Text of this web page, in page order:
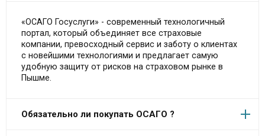
«ОСАГО Госуслуги» - современный технологичный
портал, который объединяет все страховые
компании, превосходный сервис и заботу о клиентах
с новейшими технологиями и предлагает самую
удобную защиту от рисков на страховом рынке в
Пышме.
Обязательно ли покупать ОСАГО ?